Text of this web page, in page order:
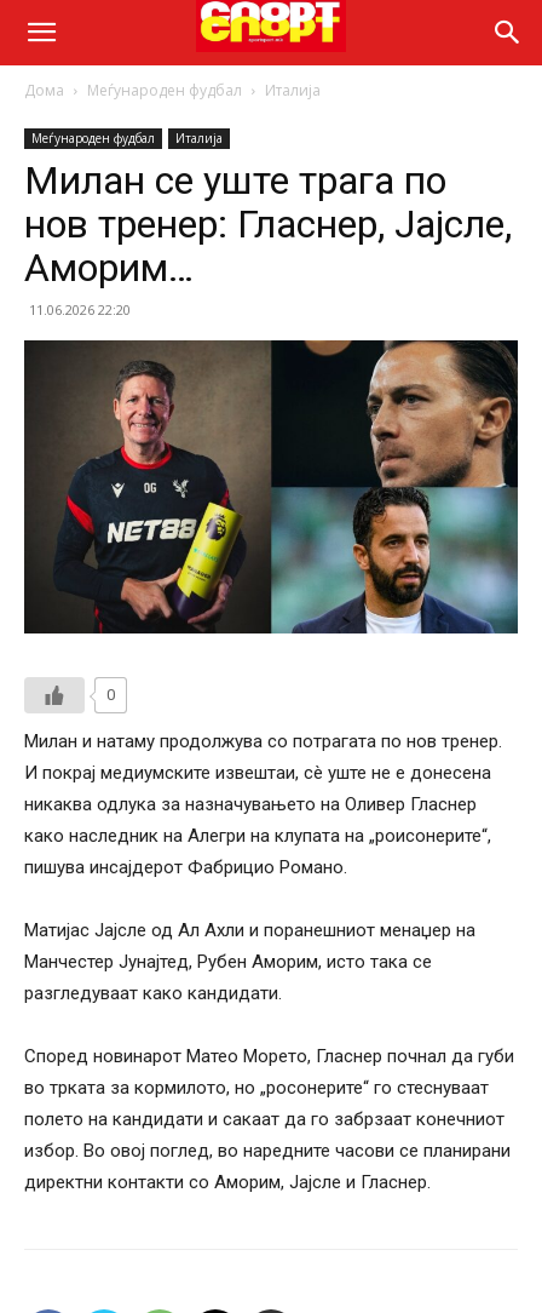
Дома Меѓународен фудбал Италија
Меѓународен фудбал Италија
Милан се уште трага по
нов тренер: Гласнер, Јајсле,
Аморим…
11.06.2026 22:20
0
Милан и натаму продолжува со потрагата по нов тренер.
И покрај медиумските извештаи, сè уште не е донесена
никаква одлука за назначувањето на Оливер Гласнер
како наследник на Алегри на клупата на „роисонерите“,
пишува инсајдерот Фабрицио Романо.
Матијас Јаjсле од Ал Ахли и поранешниот менаџер на
Манчестер Јунајтед, Рубен Аморим, исто така се
разгледуваат како кандидати.
Според новинарот Матео Морето, Гласнер почнал да губи
во трката за кормилото, но „росонерите“ го стеснуваат
полето на кандидати и сакаат да го забрзаат конечниот
избор. Во овој поглед, во наредните часови се планирани
директни контакти со Аморим, Јаjсле и Гласнер.